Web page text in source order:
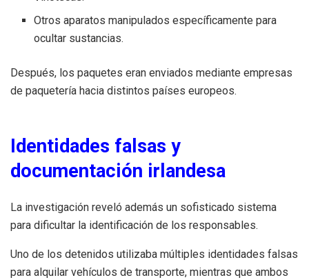
Otros aparatos manipulados específicamente para
ocultar sustancias.
Después, los paquetes eran enviados mediante empresas
de paquetería hacia distintos países europeos.
Identidades falsas y
documentación irlandesa
La investigación reveló además un sofisticado sistema
para dificultar la identificación de los responsables.
Uno de los detenidos utilizaba múltiples identidades falsas
para alquilar vehículos de transporte, mientras que ambos